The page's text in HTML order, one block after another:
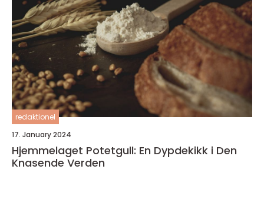
redaktionel
17. January 2024
Hjemmelaget Potetgull: En Dypdekikk i Den
Knasende Verden